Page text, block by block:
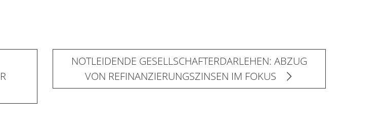
NOTLEIDENDE GESELLSCHAFTERDARLEHEN: ABZUG
VON REFINANZIERUNGSZINSEN IM FOKUS